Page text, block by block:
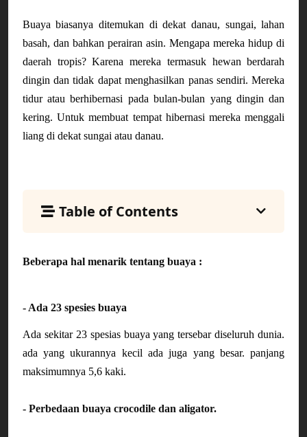
Buaya biasanya ditemukan di dekat danau, sungai, lahan
basah, dan bahkan perairan asin. Mengapa mereka hidup di
daerah tropis? Karena mereka termasuk hewan berdarah
dingin dan tidak dapat menghasilkan panas sendiri. Mereka
tidur atau berhibernasi pada bulan-bulan yang dingin dan
kering. Untuk membuat tempat hibernasi mereka menggali
liang di dekat sungai atau danau.
Table of Contents
Beberapa hal menarik tentang buaya :
- Ada 23 spesies buaya
Ada sekitar 23 spesias buaya yang tersebar diseluruh dunia.
ada yang ukurannya kecil ada juga yang besar. panjang
maksimumnya 5,6 kaki.
- Perbedaan buaya crocodile dan aligator.